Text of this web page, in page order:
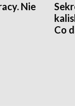
Nie
Co